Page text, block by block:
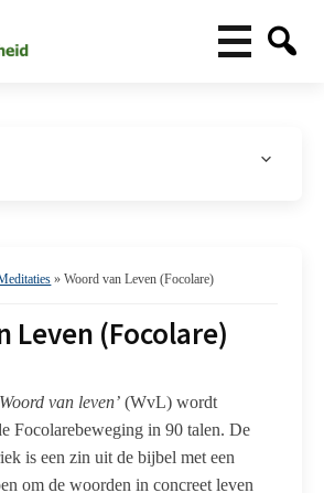
»Woord van Leven (Focolare)
Leven (Focolare)
van leven’ (WvL) wordt
Focolarebeweging in 90 talen. De
is een zin uit de bijbel met een
om de woorden in concreet leven